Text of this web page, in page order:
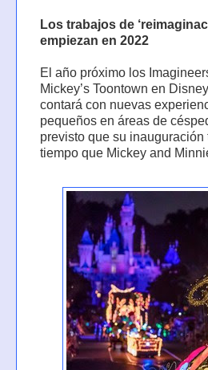
Los trabajos de
empiezan en 2022
El año próximo los
Mickey’s Toontown en
contará con nuevas
pequeños en áreas de
previsto que su
tiempo que Mickey and